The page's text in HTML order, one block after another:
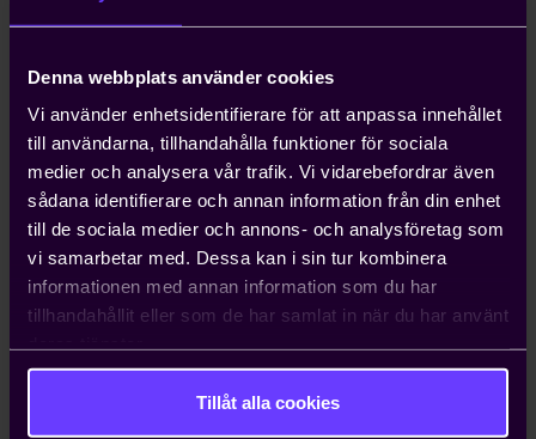
Denna webbplats använder cookies
Vi använder enhetsidentifierare för att anpassa innehållet
till användarna, tillhandahålla funktioner för sociala
medier och analysera vår trafik. Vi vidarebefordrar även
sådana identifierare och annan information från din enhet
till de sociala medier och annons- och analysföretag som
vi samarbetar med. Dessa kan i sin tur kombinera
informationen med annan information som du har
tillhandahållit eller som de har samlat in när du har använt
Tillåt alla cookies
engelska, tyska, portugisiska, svenska, franska,
2022-12-01
Orgalim S 2022, General Conditions for the supply
of Mechanical, Electrical and Electronic Products.
Ny utgåva av Orgalims standardavtal för
internationella produktleveranser.
Finns tillgänglig på 13 språk.
2021-02-12
Till följd av att ett fel i översättningen av